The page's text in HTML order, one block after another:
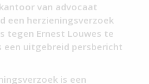
van advocaat
een herzieningsverzoek
tegen Ernest Louwes te
een uitgebreid persbericht
is een